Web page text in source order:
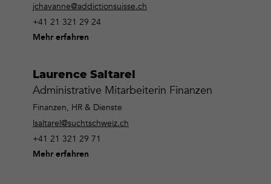
jchavanne@addictionsuisse.ch
+41 21 321 29 24
Mehr erfahren
Laurence Saltarel
Administrative Mitarbeiterin Finanzen
Finanzen, HR & Dienste
lsaltarel@suchtschweiz.ch
+41 21 321 29 71
Mehr erfahren